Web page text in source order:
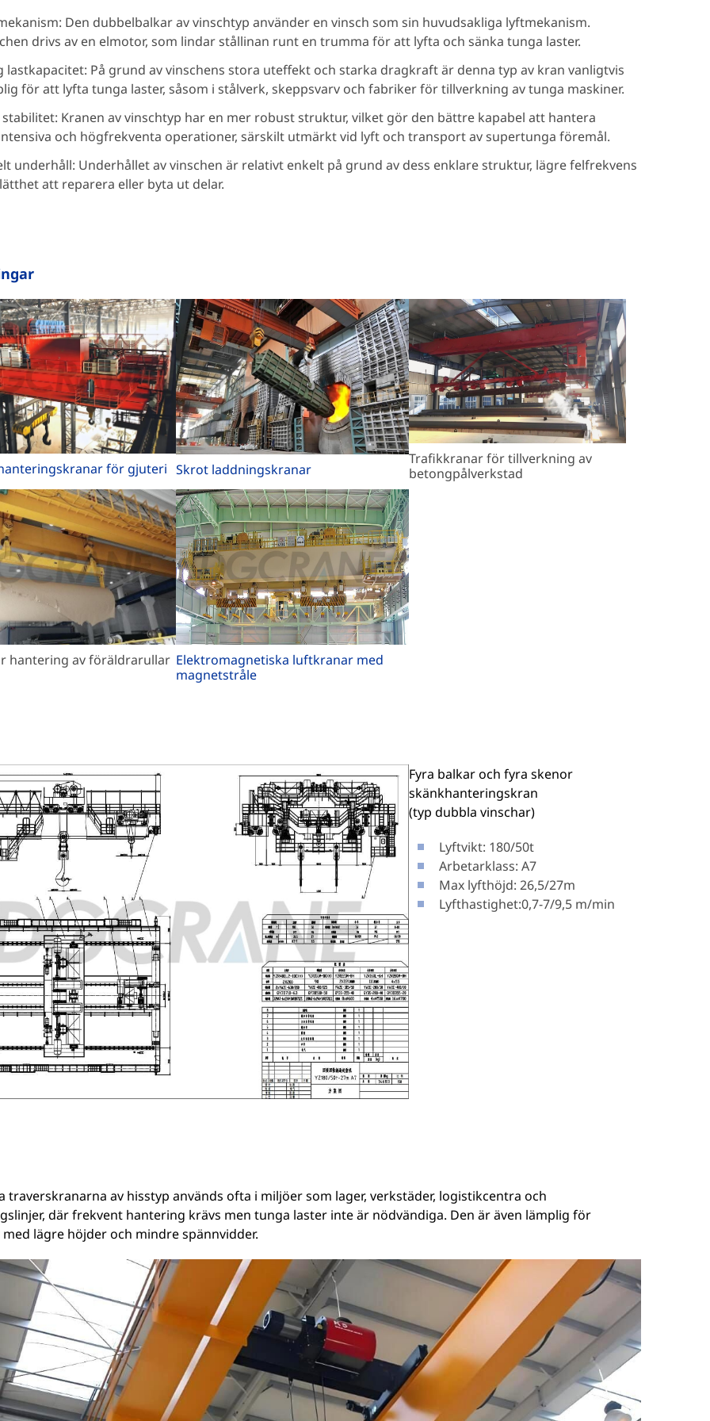
Den dubbelbalkar av vinschtyp använder en vinsch som sin huvudsakliga lyftmekanism.
drivs av en elmotor, som lindar stållinan runt en trumma för att lyfta och sänka tunga laster.
lastkapacitet: På grund av vinschens stora uteffekt och starka dragkraft är denna typ av kran vanligtvis
för att lyfta tunga laster, såsom i stålverk, skeppsvarv och fabriker för tillverkning av tunga maskiner.
Kranen av vinschtyp har en mer robust struktur, vilket gör den bättre kapabel att hantera
och högfrekventa operationer, särskilt utmärkt vid lyft och transport av supertunga föremål.
underhåll: Underhållet av vinschen är relativt enkelt på grund av dess enklare struktur, lägre felfrekvens
att reparera eller byta ut delar.
för gjuteri Skrot laddningskranar
Trafikkranar för tillverkning av
betongpålverkstad
hantering av föräldrarullar Elektromagnetiska luftkranar med
magnetstråle
Fyra balkar och fyra skenor
skänkhanteringskran
(typ dubbla vinschar)
Lyftvikt: 180/50t
Arbetarklass: A7
Max lyfthöjd: 26,5/27m
Lyfthastighet:0,7-7/9,5 m/min
traverskranarna av hisstyp används ofta i miljöer som lager, verkstäder, logistikcentra och
där frekvent hantering krävs men tunga laster inte är nödvändiga. Den är även lämplig för
lägre höjder och mindre spännvidder.